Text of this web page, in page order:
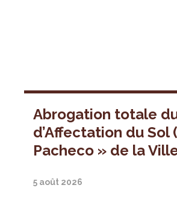
Abrogation totale
d’Affectation du Sol
Pacheco » de la
5 août 2026